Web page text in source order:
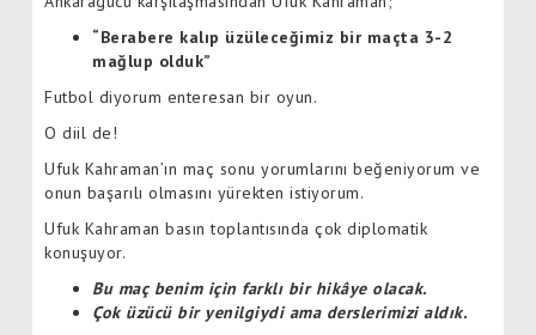
“Berabere kalıp üzüleceğimiz bir maçta 3-2
mağlup olduk”
Futbol diyorum enteresan bir oyun.
O diil de!
Ufuk Kahraman’ın maç sonu yorumlarını beğeniyorum ve
onun başarılı olmasını yürekten istiyorum.
Ufuk Kahraman basın toplantısında çok diplomatik
konuşuyor.
Bu maç benim için farklı bir hikâye olacak.
Çok üzücü bir yenilgiydi ama derslerimizi aldık.